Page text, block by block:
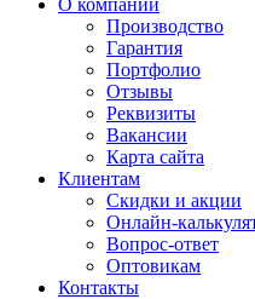
О компании
Производство
Гарантия
Портфолио
Отзывы
Реквизиты
Вакансии
Карта сайта
Клиентам
Скидки и акции
Онлайн-
Вопрос-ответ
Оптовикам
Контакты